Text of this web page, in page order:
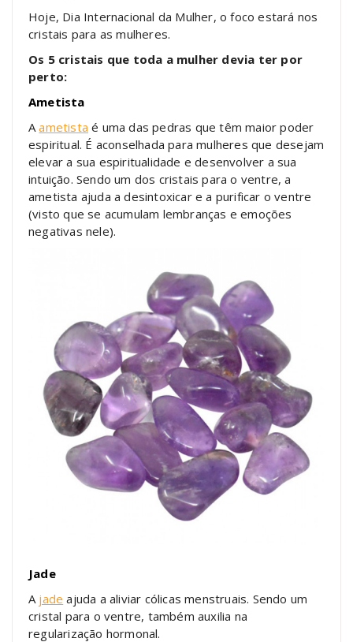
Hoje, Dia Internacional da Mulher, o foco estará nos
cristais para as mulheres.
Os 5 cristais que toda a mulher devia ter por
perto:
Ametista
Aametista é uma das pedras que têm maior poder
espiritual. É aconselhada para mulheres que desejam
elevar a sua espiritualidade e desenvolver a sua
intuição. Sendo um dos cristais para o ventre, a
ametista ajuda a desintoxicar e a purificar o ventre
(visto que se acumulam lembranças e emoções
negativas nele).
Jade
A jade ajuda a aliviar cólicas menstruais. Sendo um
cristal para o ventre, também auxilia na
regularização hormonal.